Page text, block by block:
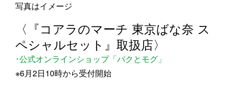
写真はイメージ
〈『コアラのマーチ 東京ばな奈 ス
ペシャルセット』取扱店〉
･公式オンラインショップ「パクとモグ」
※6月2日10時から受付開始